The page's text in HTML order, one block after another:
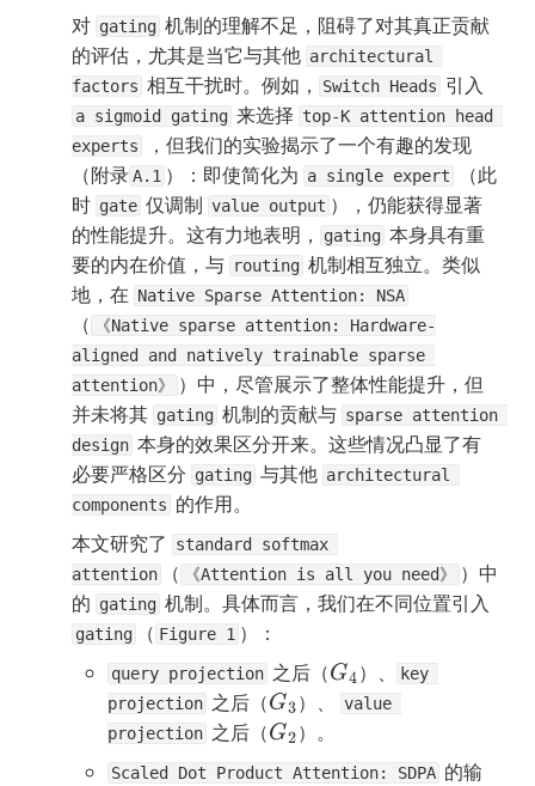
对 gating 机制的理解不足，阻碍了对其真正贡献
的评估，尤其是当它与其他 architectural
factors 相互干扰时。例如， Switch Heads
a sigmoid gating 来选择 top-K attention head
experts
，但我们的实验揭示了一个有趣的发现
（附录A.1 ）：即使简化为 a single expert
（此
时 gate 仅调制 value output ），仍能获得显著
的性能提升。这有力地表明，
gating 本身具有重
要的内在价值，与 routing 机制相互独立。类似
地，在 Native Sparse Attention: NSA
（
《Native sparse attention: Hardware-
aligned and natively trainable sparse
attention》
）中，尽管展示了整体性能提升，但
并未将其 gating 机制的贡献与 sparse attention
design 本身的效果区分开来。这些情况凸显了有
必要严格区分 gating 与其他 architectural
components 的作用。
本文研究了
standard softmax
attention
（ 《Attention is all you need》
）中
的 gating
gating （ Figure 1 ）：
query projection 之后（G4 ）、
key
projection 之后（G3 ）、
value
projection 之后（G2 ）。
Scaled Dot Product Attention: SDPA 的输